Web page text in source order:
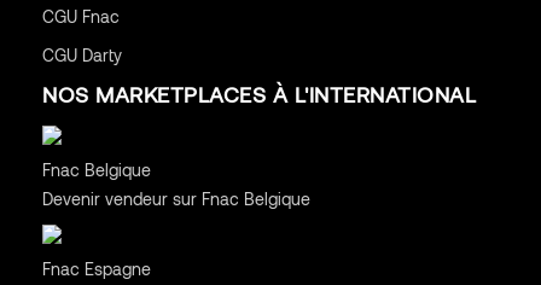
CGUFnac
CGUDarty
NOS MARKETPLACES À L'INTERNATIONAL
Fnac Belgique
Devenir vendeur sur Fnac Belgique
Fnac Espagne